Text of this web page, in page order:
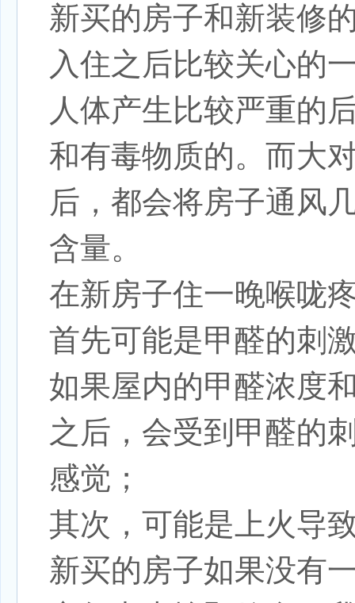
新买的房子和新装修
入住之后比较关心的
人体产生比较严重的
和有毒物质的。而大
后，都会将房子通风
含量。
在新房子住一晚喉咙
首先可能是甲醛的刺
如果屋内的甲醛浓度
之后，会受到甲醛的
感觉；
其次，可能是上火导
新买的房子如果没有